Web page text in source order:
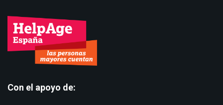
Con el apoyo de: